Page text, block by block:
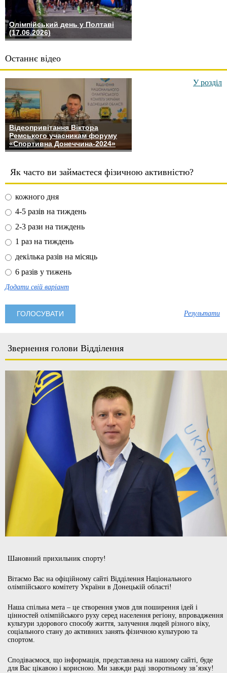
Олімпійський день у Полтаві
(17.06.2026)
Останнє відео
Відеопривітання Віктора
Ремського учасникам форуму
«Спортивна Донеччина-2024»
У розділ
Як часто ви займаєтеся фізичною активністю?
кожного дня
4-5 разів на тиждень
2-3 рази на тиждень
1 раз на тиждень
декілька разів на місяць
6 разів у тижень
Додати свій варіант
Результати
Звернення голови Відділення
Шановний прихильник спорту!
Вітаємо Вас на офіційному сайті Відділення Національного
олімпійського комітету України в Донецькій області!
Наша спільна мета – це створення умов для поширення ідей і
цінностей олімпійського руху серед населення регіону, впровадження
культури здорового способу життя, залучення людей різного віку,
соціального стану до активних занять фізичною культурою та
спортом.
Сподіваємося, що інформація, представлена на нашому сайті, буде
для Вас цікавою і корисною. Ми завжди раді зворотньому зв’язку!